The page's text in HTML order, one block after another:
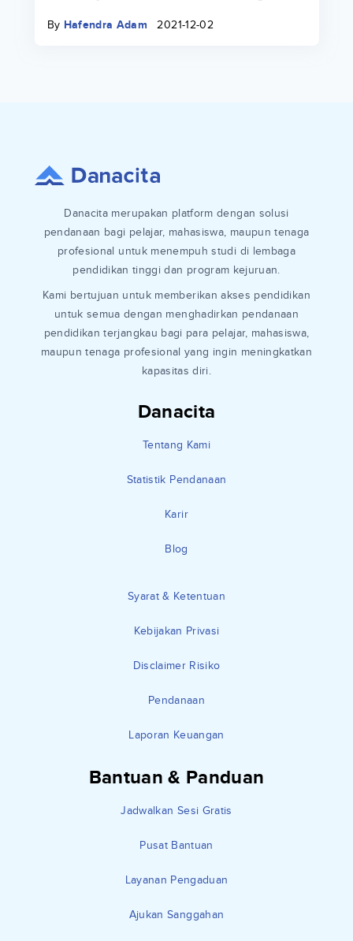
By Hafendra Adam 2021-12-02
Danacita
Tentang Kami
Statistik Pendanaan
Karir
Blog
Syarat & Ketentuan
Kebijakan Privasi
Disclaimer Risiko
Pendanaan
Laporan Keuangan
Bantuan & Panduan
Jadwalkan Sesi Gratis
Pusat Bantuan
Layanan Pengaduan
Ajukan Sanggahan
Danacita merupakan platform dengan solusi
pendanaan bagi pelajar, mahasiswa, maupun tenaga
profesional untuk menempuh studi di lembaga
pendidikan tinggi dan program kejuruan.
Kami bertujuan untuk memberikan akses pendidikan
untuk semua dengan menghadirkan pendanaan
pendidikan terjangkau bagi para pelajar, mahasiswa,
maupun tenaga profesional yang ingin meningkatkan
kapasitas diri.